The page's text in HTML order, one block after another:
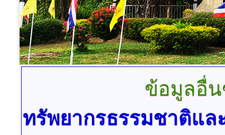
ข้อมูลอื่น
ทรัพยากรธรรมชาติแล